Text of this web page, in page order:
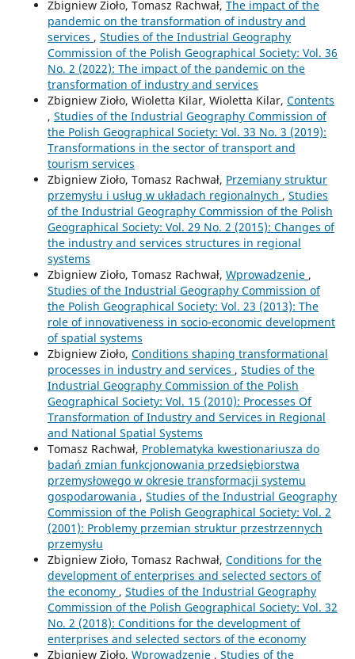
Zbigniew Zioło, Tomasz Rachwał, The impact of the
pandemic on the transformation of industry and
services , Studies of the Industrial Geography
Commission of the Polish Geographical Society: Vol. 36
No. 2 (2022): The impact of the pandemic on the
transformation of industry and services
Zbigniew Zioło, Wioletta Kilar, Wioletta Kilar, Contents
, Studies of the Industrial Geography Commission of
the Polish Geographical Society: Vol. 33 No. 3 (2019):
Transformations in the sector of transport and
tourism services
Zbigniew Zioło, Tomasz Rachwał, Przemiany struktur
przemysłu i usług w układach regionalnych , Studies
of the Industrial Geography Commission of the Polish
Geographical Society: Vol. 29 No. 2 (2015): Changes of
the industry and services structures in regional
systems
Zbigniew Zioło, Tomasz Rachwał, Wprowadzenie ,
Studies of the Industrial Geography Commission of
the Polish Geographical Society: Vol. 23 (2013): The
role of innovativeness in socio-economic development
of spatial systems
Zbigniew Zioło, Conditions shaping transformational
processes in industry and services , Studies of the
Industrial Geography Commission of the Polish
Geographical Society: Vol. 15 (2010): Processes Of
Transformation of Industry and Services in Regional
and National Spatial Systems
Tomasz Rachwał, Problematyka kwestionariusza do
badań zmian funkcjonowania przedsiębiorstwa
przemysłowego w okresie transformacji systemu
gospodarowania , Studies of the Industrial Geography
Commission of the Polish Geographical Society: Vol. 2
(2001): Problemy przemian struktur przestrzennych
przemysłu
Zbigniew Zioło, Tomasz Rachwał, Conditions for the
development of enterprises and selected sectors of
the economy , Studies of the Industrial Geography
Commission of the Polish Geographical Society: Vol. 32
No. 2 (2018): Conditions for the development of
enterprises and selected sectors of the economy
Zbigniew Zioło, Wprowadzenie , Studies of the